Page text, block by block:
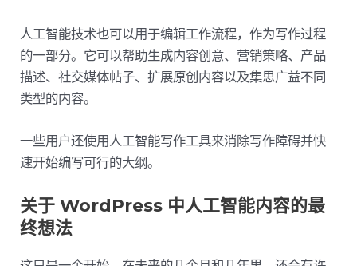
人工智能技术也可以用于编辑工作流程，作为写作过程
的一部分。它可以帮助生成内容创意、营销策略、产品
描述、社交媒体帖子、扩展原创内容以及集思广益不同
类型的内容。
一些用户还使用人工智能写作工具来消除写作障碍并快
速开始编写可行的大纲。
关于 WordPress 中人工智能内容的最
终想法